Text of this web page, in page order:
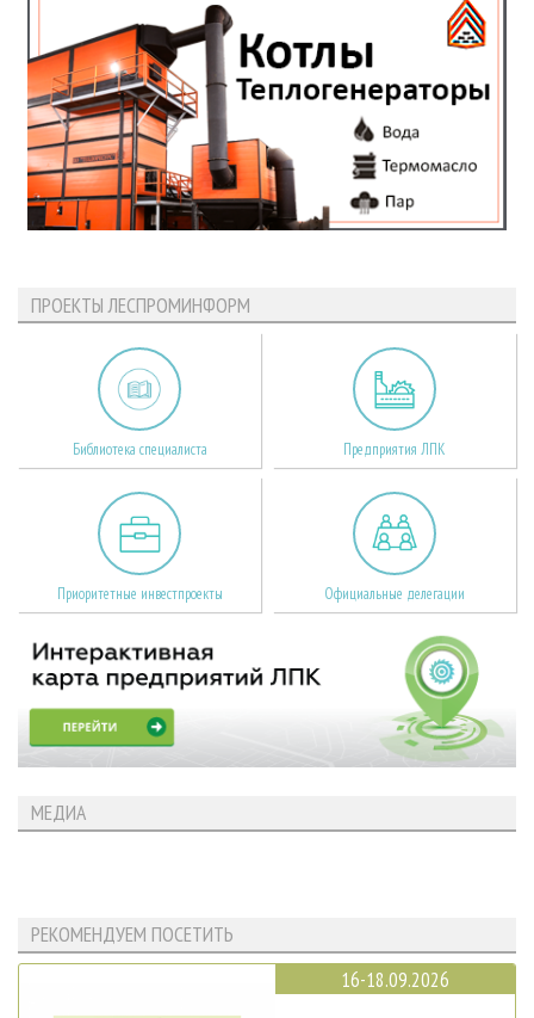
ПРОЕКТЫ ЛЕСПРОМИНФОРМ
Библиотека специалиста Предприятия ЛПК
Приоритетные инвестпроекты Официальные делегации
МЕДИА
РЕКОМЕНДУЕМ ПОСЕТИТЬ
16-18.09.2026